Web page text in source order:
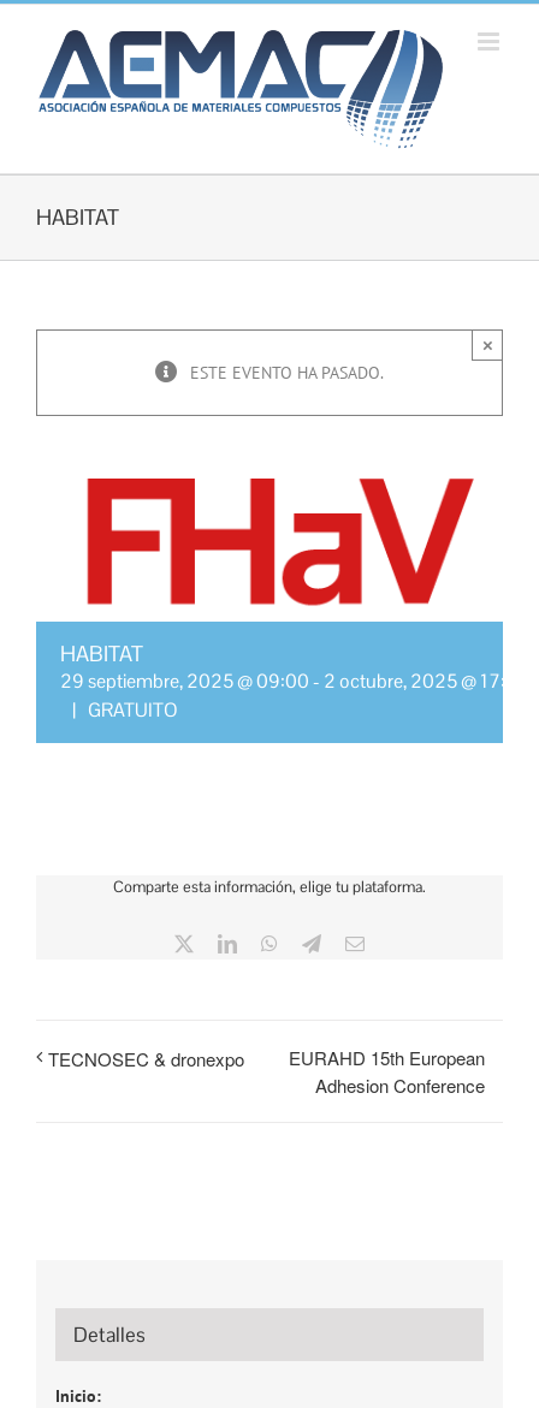
Saltar
contenido
HABITAT
ESTE EVENTO HA PASADO.
×
HABITAT
29 septiembre, 2025 @ 09:00- 2 octubre, 2025 @ 17:00
| GRATUITO
Comparte esta información, elige tu plataforma.
LinkedInWhatsApp
TelegramCorreo
TECNOSEC & dronexpo
EURAHD 15th European
Adhesion Conference
Detalles
Inicio: